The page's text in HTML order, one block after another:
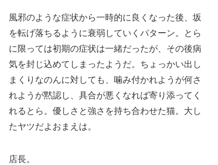
風邪のような症状から一時的に良くなった後、坂
を転げ落ちるように衰弱していくパターン。とら
に限っては初期の症状は一緒だったが、その後病
気を封じ込めてしまったようだ。ちょっかい出し
まくりなのんに対しても、噛み付かれようが何さ
れようが黙認し、具合が悪くなれば寄り添ってく
れるとら。優しさと強さを持ち合わせた猫。大し
たヤツだよおまえは。
店長。